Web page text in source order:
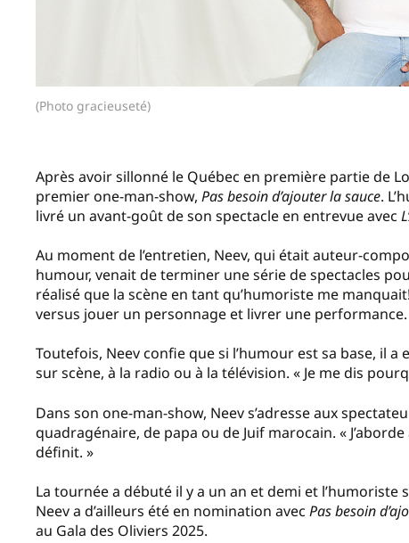
(Photo gracieuseté)
Après avoir sillonné le Québec en première partie de
premier one-man-show, Pas besoin d’ajouter la sauce.
livré un avant-goût de son spectacle en entrevue avec
Au moment de l’entretien, Neev, qui était auteur-
humour, venait de terminer une série de spectacles
réalisé que la scène en tant qu’humoriste me
versus jouer un personnage et livrer une performance.
Toutefois, Neev confie que si l’humour est sa base, il
sur scène, à la radio ou à la télévision. « Je me dis
Dans son one-man-show, Neev s’adresse aux
quadragénaire, de papa ou de Juif marocain. «
définit. »
La tournée a débuté il y a un an et demi et
Neev a d’ailleurs été en nomination avec Pas besoin
au Gala des Oliviers 2025.